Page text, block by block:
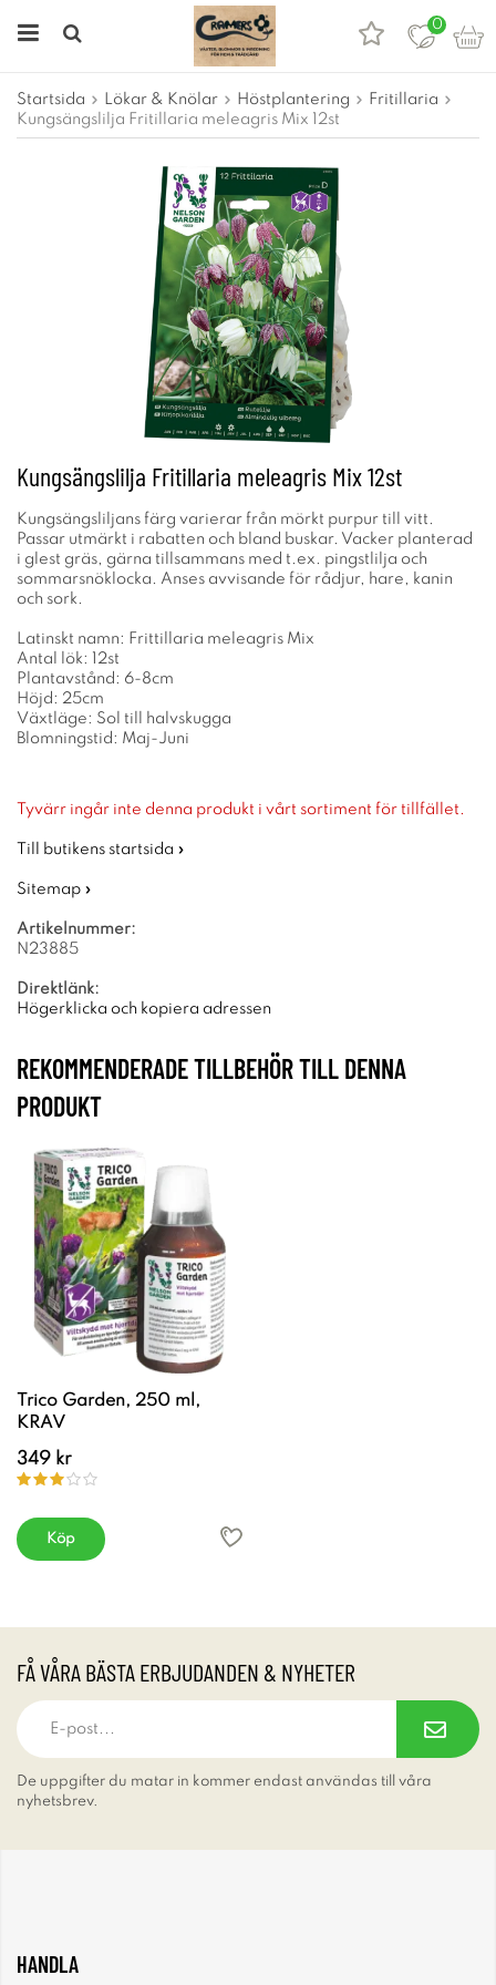
0
Startsida Lökar & Knölar Höstplantering
Fritillaria
Kungsängslilja Fritillaria meleagris Mix 12st
Kungsängslilja Fritillaria meleagris Mix 12st
Kungsängsliljans färg varierar från mörkt purpur till vitt.
Passar utmärkt i rabatten och bland buskar. Vacker planterad
i glest gräs, gärna tillsammans med t.ex. pingstlilja och
sommarsnöklocka. Anses avvisande för rådjur, hare, kanin
och sork.
Latinskt namn: Frittillaria meleagris Mix
Antal lök: 12st
Plantavstånd: 6-8cm
Höjd: 25cm
Växtläge: Sol till halvskugga
Blomningstid: Maj-Juni
Tyvärr ingår inte denna produkt i vårt sortiment för tillfället.
Till butikens startsida »
Sitemap »
Artikelnummer:
N23885
Direktlänk:
Högerklicka och kopiera adressen
REKOMMENDERADE TILLBEHÖR TILL DENNA
PRODUKT
Trico Garden, 250 ml,
KRAV
349 kr
Köp
FÅ VÅRA BÄSTA ERBJUDANDEN & NYHETER
De uppgifter du matar in kommer endast användas till våra
nyhetsbrev.
HANDLA